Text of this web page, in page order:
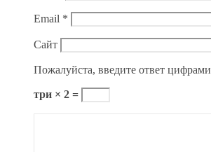
Email *
Сайт
Пожалуйста, введите ответ
три × 2 =